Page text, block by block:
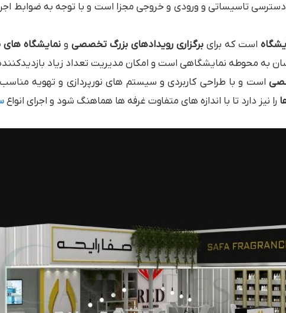
تاسیساتی و ورودی و خروجی مجزا است و با توجه به ضوابط
است که برای برگزاری رویدادهای بزرگ تخصصی ونمایشگاه های
به محوطه نمایشگاهی است و امکان مدیریت تعداد زیاد
است و با طراحی کاربردی و سیستم های نورپردازی و تهویه
را نیز دارد تا با اندازه های متفاوت غرفه ها هماهنگ شود و اجرای انواع